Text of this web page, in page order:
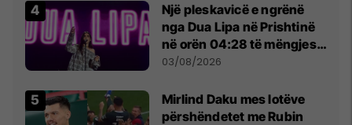
Një pleskavicë e ngrënë
nga Dua Lipa në Prishtinë
në orën 04:28 të mëngjesit
- dhe bota digjitale serbe
03/08/2026
Mirlind Daku mes lotëve
përshëndetet me Rubin